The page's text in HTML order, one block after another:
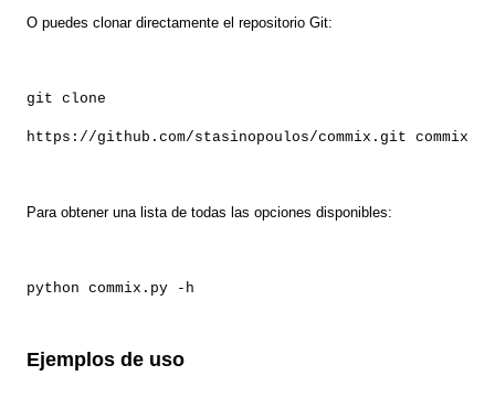
O puedes clonar directamente el repositorio Git:
git clone
https://github.com/stasinopoulos/commix.git commix
Para obtener una lista de todas las opciones disponibles:
python commix.py -h
Ejemplos de uso